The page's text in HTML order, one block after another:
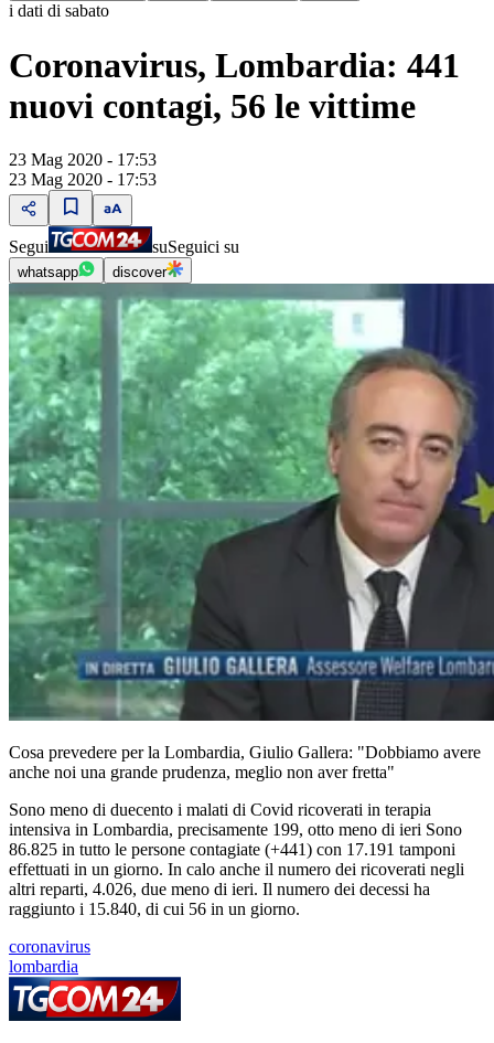
i dati di sabato
Coronavirus, Lombardia: 441
nuovi contagi, 56 le vittime
23 Mag 2020 - 17:53
23 Mag 2020 - 17:53
Segui suSeguici su
whatsapp discover
Cosa prevedere per la Lombardia, Giulio Gallera: "Dobbiamo avere
anche noi una grande prudenza, meglio non aver fretta"
Sono meno di duecento i malati di Covid ricoverati in terapia
intensiva in Lombardia, precisamente 199, otto meno di ieri Sono
86.825 in tutto le persone contagiate (+441) con 17.191 tamponi
effettuati in un giorno. In calo anche il numero dei ricoverati negli
altri reparti, 4.026, due meno di ieri. Il numero dei decessi ha
raggiunto i 15.840, di cui 56 in un giorno.
coronavirus
lombardia